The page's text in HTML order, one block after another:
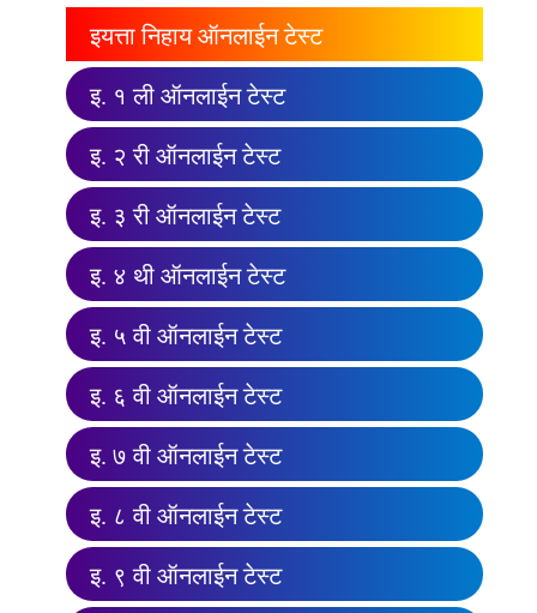
इयत्ता निहाय ऑनलाईन टेस्ट
इ. १ ली ऑनलाईन टेस्ट
इ. २ री ऑनलाईन टेस्ट
इ. ३ री ऑनलाईन टेस्ट
इ. ४ थी ऑनलाईन टेस्ट
इ. ५ वी ऑनलाईन टेस्ट
इ. ६ वी ऑनलाईन टेस्ट
इ. ७ वी ऑनलाईन टेस्ट
इ. ८ वी ऑनलाईन टेस्ट
इ. ९ वी ऑनलाईन टेस्ट